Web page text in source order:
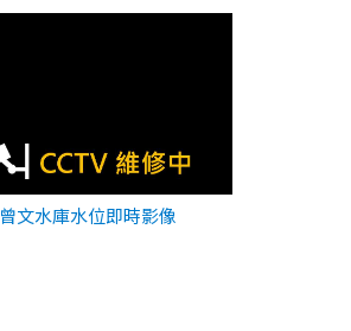
曾文水庫水位即時影像